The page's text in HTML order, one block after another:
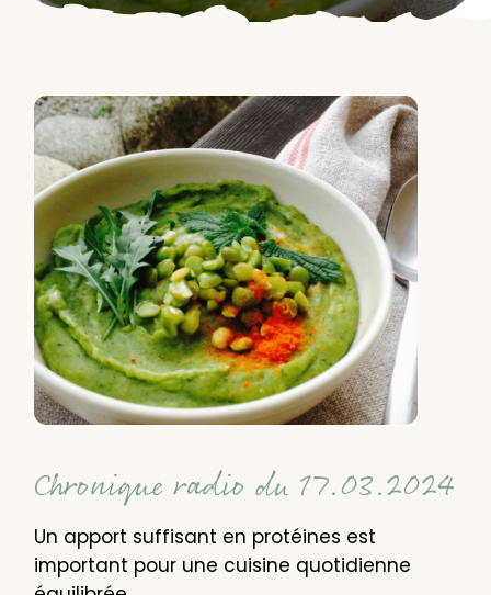
Chronique radio du 17.03.2024
Un apport suffisant en protéines est
important pour une cuisine quotidienne